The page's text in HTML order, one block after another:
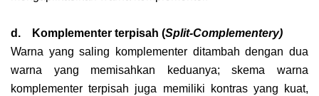
d. Komplementer terpisah (Split-Complementery)
Warna yang saling komplementer ditambah dengan dua
warna yang memisahkan keduanya; skema warna
komplementer terpisah juga memiliki kontras yang kuat,